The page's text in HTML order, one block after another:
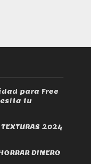
para Free
tu
2024
DINERO